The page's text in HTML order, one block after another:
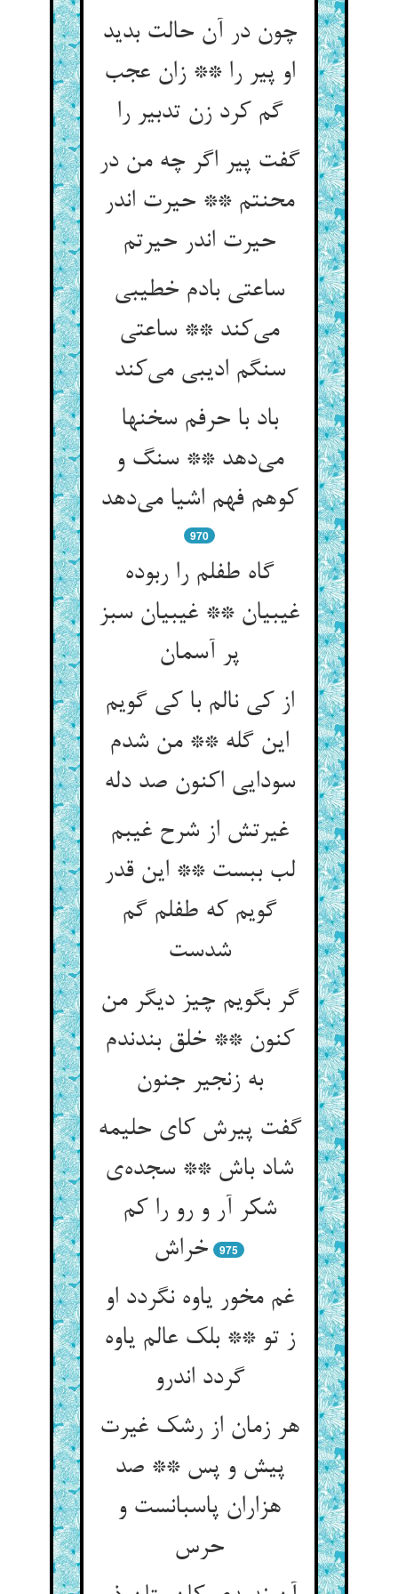
چون در آن حالت بدید
او پیر را ** زان عجب
گم کرد زن تدبیر را
گفت پیر اگر چه من در
محنتم ** حیرت اندر
حیرت اندر حیرتم
ساعتی بادم خطیبی
می‌کند ** ساعتی
سنگم ادیبی می‌کند
باد با حرفم سخنها
می‌دهد ** سنگ و
کوهم فهم اشیا می‌دهد
970
گاه طفلم را ربوده
غیبیان ** غیبیان سبز
پر آسمان
از کی نالم با کی گویم
این گله ** من شدم
سودایی اکنون صد دله
غیرتش از شرح غیبم
لب ببست ** این قدر
گویم که طفلم گم
شدست
گر بگویم چیز دیگر من
کنون ** خلق بندندم
به زنجیر جنون
گفت پیرش کای حلیمه
شاد باش ** سجده‌ی
شکر آر و رو را کم
خراش
975
غم مخور یاوه نگردد او
ز تو ** بلک عالم یاوه
گردد اندرو
هر زمان از رشک غیرت
پیش و پس ** صد
هزاران پاسبانست و
حرس